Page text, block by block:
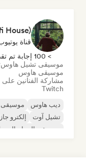
House)
قناة
> 100 إجابة تم تقديمها
موسيقى تشيل هاوس
موسيقى هاوس
Twitch
ديب هاوس
تشيل آوت
إلكترو
موسيقى الجراج